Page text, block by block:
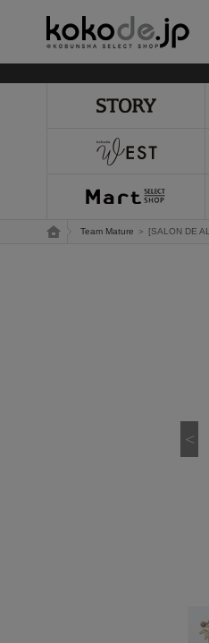
トップページ
Team Mature ＞ [SALON DE